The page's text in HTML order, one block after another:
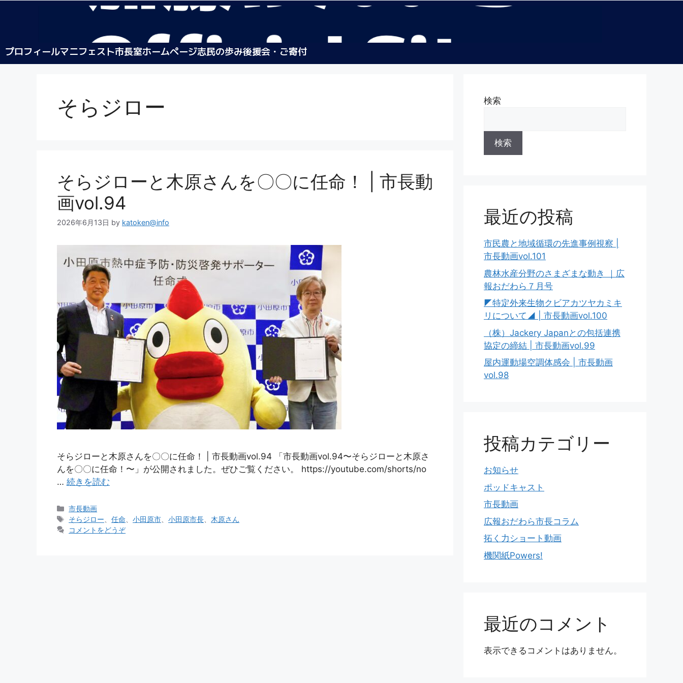
プロフィールマニフェスト市長室ホームページ志民の歩み後援会・ご寄付
そらジロー
そらジローと木原さんを〇〇に任命！ | 市長動
画vol.94
2026年6月13日 by katoken@info
そらジローと木原さんを〇〇に任命！ | 市長動画vol.94 「市長動画vol.94〜そらジローと木原さ
んを〇〇に任命！〜」が公開されました。ぜひご覧ください。 https://youtube.com/shorts/no
… 続きを読む
市長動画
そらジロー 、任命 、小田原市 、小田原市長
木原さん
コメントをどうぞ
検索
検索
最近の投稿
市民農と地域循環の先進事例視察 |
市長動画vol.101
農林水産分野のさまざまな動き ｜広
報おだわら７月号
◤特定外来生物クビアカツヤカミキ
リについて◢ | 市長動画vol.100
（株）Jackery Japanとの包括連携
協定の締結 | 市長動画vol.99
屋内運動場空調体感会 | 市長動画
vol.98
投稿カテゴリー
お知らせ
ポッドキャスト
市長動画
広報おだわら市長コラム
拓く力ショート動画
機関紙Powers!
最近のコメント
表示できるコメントはありません。